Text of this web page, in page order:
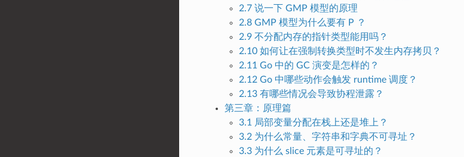
2.7 说一下 GMP 模型的原理
2.8 GMP 模型为什么要有 P ？
2.9 不分配内存的指针类型能用吗？
2.10 如何让在强制转换类型时不发生内存拷贝？
2.11 Go 中的 GC 演变是怎样的？
2.12 Go 中哪些动作会触发 runtime 调度？
2.13 有哪些情况会导致协程泄露？
第三章：原理篇
3.1 局部变量分配在栈上还是堆上？
3.2 为什么常量、字符串和字典不可寻址？
3.3 为什么 slice 元素是可寻址的？